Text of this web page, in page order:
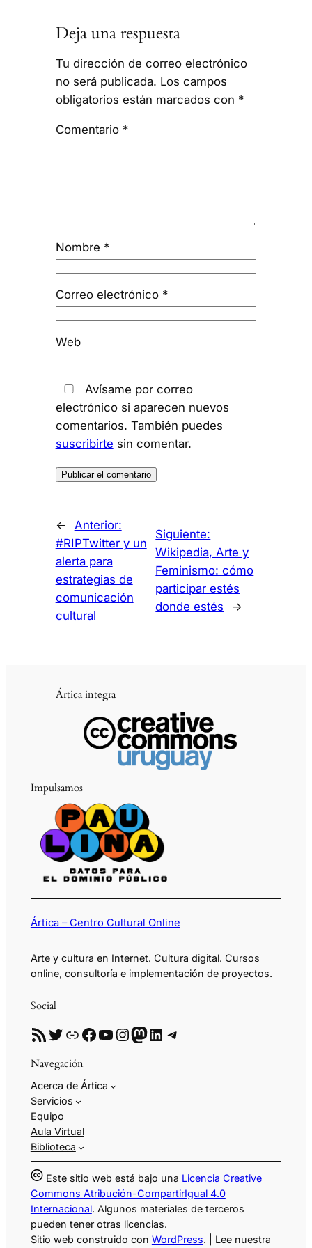
Deja una respuesta
Tu dirección de correo electrónico
no será publicada. Los campos
obligatorios están marcados con *
Comentario *
Nombre *
Correo electrónico *
Web
Avísame por correo
electrónico si aparecen nuevos
comentarios. También puedes
suscribirte sin comentar.
←
Anterior:
#RIPTwitter y un
alerta para
estrategias de
comunicación
cultural
Siguiente:
Wikipedia, Arte y
Feminismo: cómo
participar estés
donde estés
→
Ártica integra
Impulsamos
Ártica – Centro Cultural Online
Arte y cultura en Internet. Cultura digital. Cursos
online, consultoría e implementación de proyectos.
Social
RSS Twitter Enlace Facebook YouTube InstagramMastodon LinkedIn Telegram
Navegación
Acerca de Ártica
Servicios
Equipo
Aula Virtual
Biblioteca
Este sitio web está bajo una Licencia Creative
Commons Atribución-CompartirIgual 4.0
Internacional. Algunos materiales de terceros
pueden tener otras licencias.
Sitio web construido con WordPress. | Lee nuestra